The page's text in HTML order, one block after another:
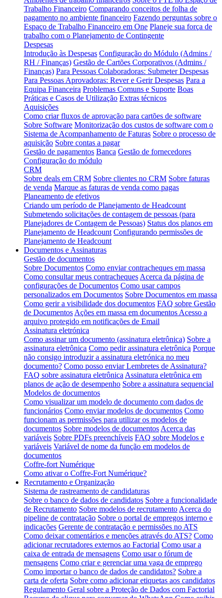
Trabalho Financeiro Comparando conceitos de folha de
pagamento no ambiente financeiro Fazendo perguntas sobre o
Espaço de Trabalho Financeiro em One Planeje sua força de
trabalho com o Planejamento de Contingente
Despesas
Introdução às Despesas Configuração do Módulo (Admins /
RH / Finanças) Gestão de Cartões Corporativos (Admins /
Finanças) Para Pessoas Colaboradoras: Submeter Despesas
Para Pessoas Aprovadoras: Rever e Gerir Despesas Para a
Equipa Financeira Problemas Comuns e Suporte Boas
Práticas e Casos de Utilização Extras técnicos
Aquisições
Como criar fluxos de aprovação para cartões de software
Sobre Software Monitorização dos custos de software com o
Sistema de Acompanhamento de Faturas Sobre o processo de
aquisição Sobre contas a pagar
Gestão de pagamentos Banca Gestão de fornecedores
Configuração do módulo
CRM
Sobre deals em CRM Sobre clientes no CRM Sobre faturas
de venda Marque as faturas de venda como pagas
Planeamento de efetivos
Criando um período de Planejamento de Headcount
Submetendo solicitações de contagem de pessoas (para
Planejadores de Contagem de Pessoas) Status dos planos em
Planejamento de Headcount Configurando permissões de
Planejamento de Headcount
Documentos e Assinaturas
Gestão de documentos
Sobre Documentos Como enviar contracheques em massa
Como consultar meus contracheques Acerca da página de
configurações de Documentos Como usar campos
personalizados em Documentos Sobre Documentos em massa
Como gerir a visibilidade dos documentos FAQ sobre Gestão
de Documentos Ações em massa em documentos Acesso a
arquivo protegido em notificações de Email
Assinatura eletrónica
Como assinar um documento (assinatura eletrônica) Sobre a
assinatura eletrônica Como pedir assinatura eletrônica Porque
não consigo introduzir a assinatura eletrónica no meu
documento? Como posso enviar Lembretes de Assinatura?
FAQ sobre assinatura eletrônica Assinatura eletrônica em
planos de ação de desempenho Sobre a assinatura sequencial
Modelos de documentos
Como visualizar um modelo de documento com dados de
funcionários Como enviar modelos de documentos Como
funcionam as permissões para utilizar os modelos de
documentos Sobre modelos de documentos Acerca das
variáveis Sobre PDFs preenchíveis FAQ sobre Modelos e
variáveis Variável de nome da função em modelos de
documentos
Coffre-fort Numérique
Como ativar o Coffre-Fort Numérique?
Recrutamento e Organização
Sistema de rastreamento de candidaturas
Sobre o banco de dados de candidatos Sobre a funcionalidade
de Recrutamento Sobre modelos de recrutamento Acerca do
pipeline de contratação Sobre o portal de empregos interno e
indicações Gerente de contratação e permissões no ATS
Como deixar comentários e menções através do ATS? Como
adicionar recrutadores externos ao Factorial Como usar a
caixa de entrada de mensagens Como usar o fórum de
mensagens Como criar e gerenciar uma vaga de emprego
Como importar o banco de dados de candidatos? Sobre a
carta de oferta Sobre como adicionar etiquetas aos candidatos
Regulamento Geral sobre a Proteção de Dados com Factorial